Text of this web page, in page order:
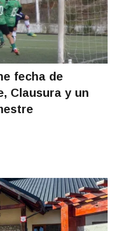
fecha de
Clausura y un